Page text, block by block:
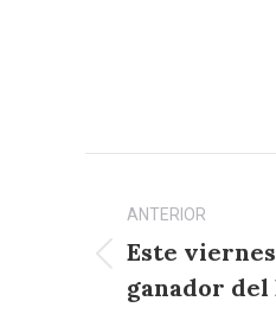
entre
ANTERIOR
Publicación
anterior:
Este
ganador del